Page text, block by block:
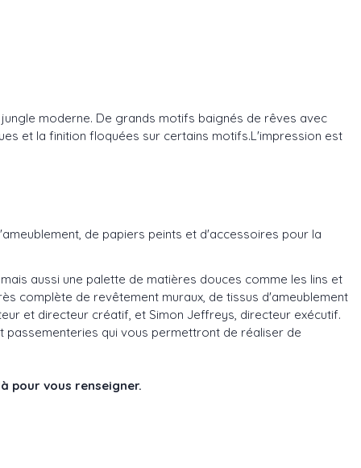
moderne. De grands motifs baignés de rêves avec
et la finition floquées sur certains motifs.L'impression est
de papiers peints et d'accessoires pour la
aussi une palette de matières douces comme les lins et
complète de revêtement muraux, de tissus d'ameublement
et directeur créatif, et Simon Jeffreys, directeur exécutif.
passementeries qui vous permettront de réaliser de
pour vous renseigner.